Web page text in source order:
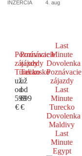
INZERCIA 4. aug
Poznávacie
zájazdy
Turecko
už
od
599
€
Poznávacie
zájazdy
Taliansko
už
od
699
€
Last
Minute
Dovolenka
Poznávacie
zájazdy
Last
Minute
Turecko
Dovolenka
Maldivy
Last
Minute
Egypt